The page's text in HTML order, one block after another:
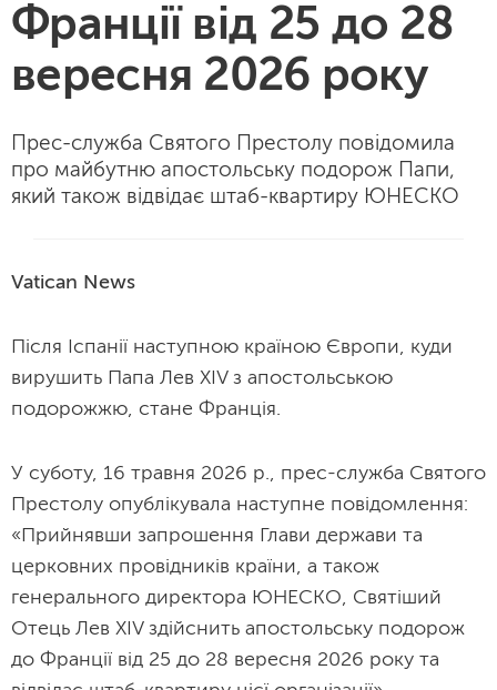
Франції від 25 до 28
вересня 2026 року
Прес-служба Святого Престолу повідомила
про майбутню апостольську подорож Папи,
який також відвідає штаб-квартиру ЮНЕСКО
Vatican News
Після Іспанії наступною країною Європи, куди
вирушить Папа Лев XIV з апостольською
подорожжю, стане Франція.
У суботу, 16 травня 2026 р., прес-служба Святого
Престолу опублікувала наступне повідомлення:
«Прийнявши запрошення Глави держави та
церковних провідників країни, а також
генерального директора ЮНЕСКО, Святіший
Отець Лев XIV здійснить апостольську подорож
до Франції від 25 до 28 вересня 2026 року та